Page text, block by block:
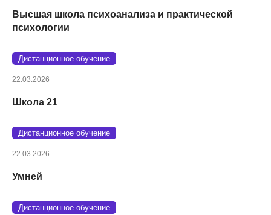
Высшая школа психоанализа и практической
психологии
Дистанционное обучение
22.03.2026
Школа 21
Дистанционное обучение
22.03.2026
Умней
Дистанционное обучение